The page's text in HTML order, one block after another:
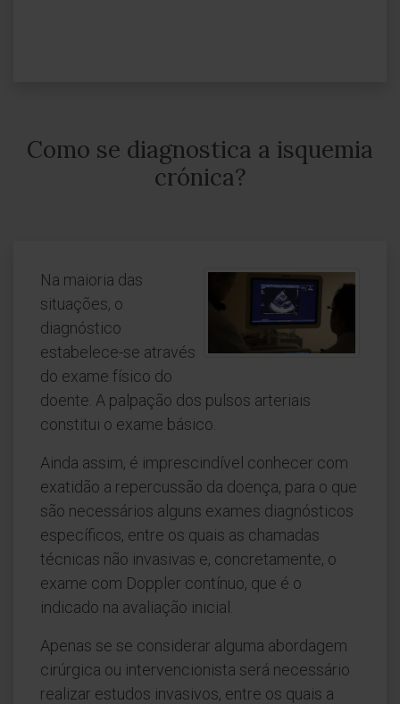
Como se diagnostica a isquemia
crónica?
Na maioria das
situações, o
diagnóstico
estabelece-se através
do exame físico do
doente. A palpação dos pulsos arteriais
constitui o exame básico.
Ainda assim, é imprescindível conhecer com
exatidão a repercussão da doença, para o que
são necessários alguns exames diagnósticos
específicos, entre os quais as chamadas
técnicas não invasivas e, concretamente, o
exame com Doppler contínuo, que é o
indicado na avaliação inicial.
Apenas se se considerar alguma abordagem
cirúrgica ou intervencionista será necessário
realizar estudos invasivos, entre os quais a